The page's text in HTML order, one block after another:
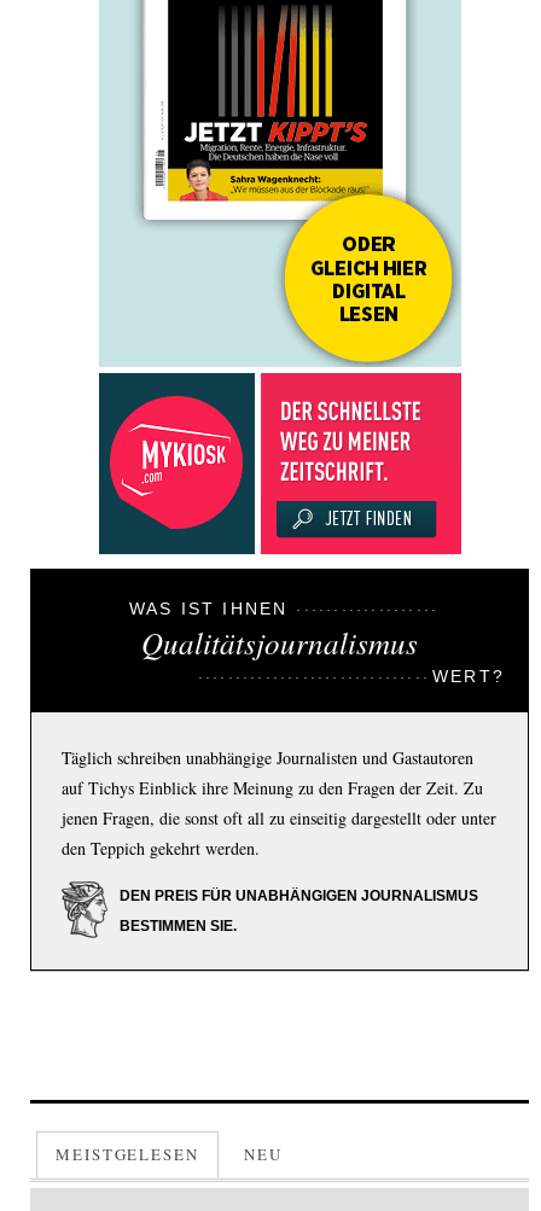
WAS IST IHNEN
Qualitätsjournalismus
WERT?
Täglich schreiben unabhängige Journalisten und Gastautoren
auf Tichys Einblick ihre Meinung zu den Fragen der Zeit. Zu
jenen Fragen, die sonst oft all zu einseitig dargestellt oder unter
den Teppich gekehrt werden.
DEN PREIS FÜR UNABHÄNGIGEN JOURNALISMUS
BESTIMMEN SIE.
MEISTGELESEN NEU